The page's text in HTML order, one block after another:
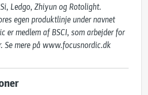
Ledgo, Zhiyun og Rotolight.
egen produktlinje under navnet
er medlem af BSCI, som arbejder for
Se mere på www.focusnordic.dk